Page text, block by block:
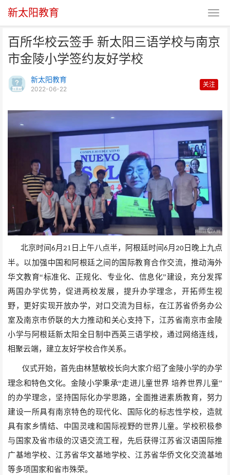
新太阳教育
百所华校云签手 新太阳三语学校与南京
市金陵小学签约友好学校
新太阳教育
2022-06-22
关注
北京时间 6 月 21 日上午八点半，阿根廷时间 6 月 20 日晚上九点
半。以加强中国和阿根廷之间的国际教育合作交流，推动海外
华文教育“标准化、正规化、专业化、信息化”建设，充分发挥
两国办学优势，促进两校发展，提升办学理念，开拓师生视
野，更好实现开放办学，对口交流为目标，在江苏省侨务办公
室及南京市侨联的大力推动和关心支持下，江苏省南京市金陵
小学与阿根廷新太阳全日制中西英三语学校，通过网络连线，
相聚云端，建立友好学校合作关系。
仪式开始，首先由林慧敏校长向大家介绍了金陵小学的办学
理念和特色文化。金陵小学秉承“走进儿童世界 培养世界儿童”
的办学理念，坚持国际化办学思路，全面推进素质教育，努力
建设一所具有南京特色的现代化、国际化的标志性学校，造就
具有家乡情结、中国灵魂和国际视野的世界儿童。学校积极参
与国家及省市级的汉语交流工程，先后获得江苏省汉语国际推
广基地学校、江苏省华文基地学校、江苏省华侨文化交流基地
等多项国家和省市殊荣。
百所华校云签手 新太阳三语学校
与南京市金陵小学签约